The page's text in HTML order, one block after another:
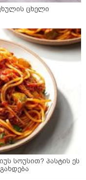
ცხელი
სოუსით? პასტის ეს